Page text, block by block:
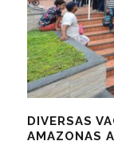
DIVERSAS
AMAZONAS